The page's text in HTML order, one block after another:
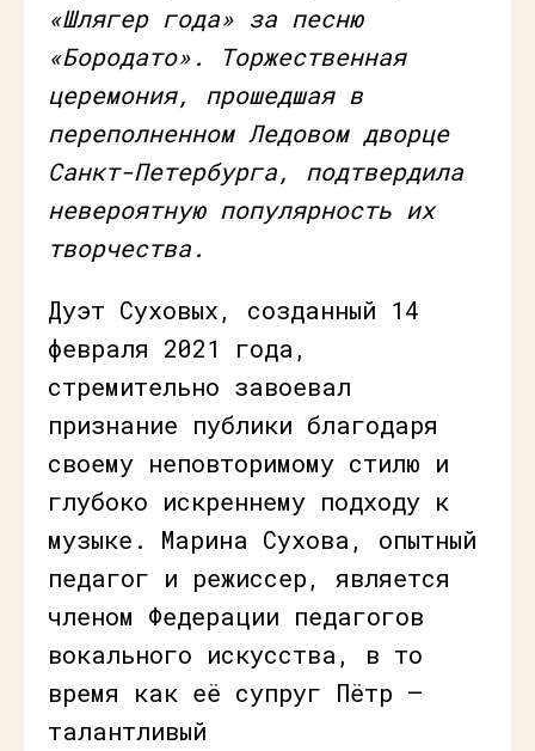
«Шлягер года» за песню
«Бородато». Торжественная
церемония, прошедшая в
переполненном Ледовом дворце
Санкт-Петербурга, подтвердила
невероятную популярность их
творчества.
Дуэт Суховых, созданный 14
февраля 2021 года,
стремительно завоевал
признание публики благодаря
своему неповторимому стилю и
глубоко искреннему подходу к
музыке. Марина Сухова, опытный
педагог и режиссер, является
членом Федерации педагогов
вокального искусства, в то
время как её супруг Пётр —
талантливый